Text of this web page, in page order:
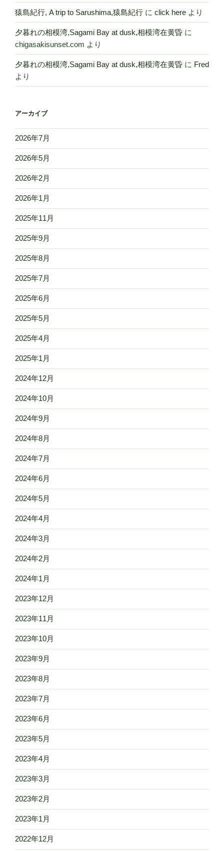
猿島紀行, A trip to Sarushima,猿島紀行 に click here より
夕暮れの相模湾,Sagami Bay at dusk,相模湾在黄昏 に
chigasakisunset.com より
夕暮れの相模湾,Sagami Bay at dusk,相模湾在黄昏 に Fred
より
アーカイブ
2026年7月
2026年5月
2026年2月
2026年1月
2025年11月
2025年9月
2025年8月
2025年7月
2025年6月
2025年5月
2025年4月
2025年1月
2024年12月
2024年10月
2024年9月
2024年8月
2024年7月
2024年6月
2024年5月
2024年4月
2024年3月
2024年2月
2024年1月
2023年12月
2023年11月
2023年10月
2023年9月
2023年8月
2023年7月
2023年6月
2023年5月
2023年4月
2023年3月
2023年2月
2023年1月
2022年12月